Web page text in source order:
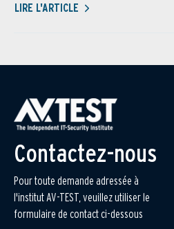
LIRE L'ARTICLE
Contactez-nous
Pour toute demande adressée à
l'institut AV-TEST, veuillez utiliser le
formulaire de contact ci-dessous